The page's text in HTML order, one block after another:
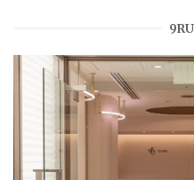
9RU